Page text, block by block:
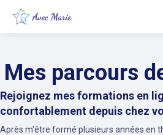
Mes parcours
Rejoignez mes formations en
confortablement depuis chez
Après m'être formé plusieurs années en